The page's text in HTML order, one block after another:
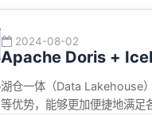
2024-08-02
Apache Doris +
（三）
湖仓一体（Data Lakehouse
等优势，能够更加便捷地满